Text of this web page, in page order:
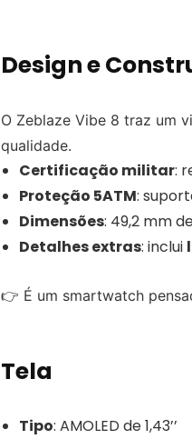
Design e
O Zeblaze Vibe 8 traz um
qualidade.
Certificação militar:
Proteção 5ATM:
Dimensões: 49,2 mm
Detalhes extras: inclui
👉 É um smartwatch
Tela
Tipo: AMOLED de 1,43’’